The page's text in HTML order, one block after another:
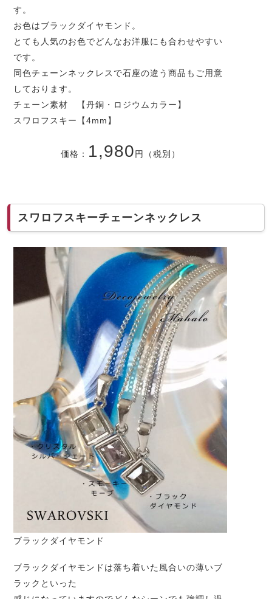
す。
お色はブラックダイヤモンド。
とても人気のお色でどんなお洋服にも合わせやすい
です。
同色チェーンネックレスで石座の違う商品もご用意
しております。
チェーン素材 【丹銅・ロジウムカラー】
スワロフスキー【4mm】
価格： 1,980円（税別）
スワロフスキーチェーンネックレス
ブラックダイヤモンド
ブラックダイヤモンドは落ち着いた風合いの薄いブ
ラックといった